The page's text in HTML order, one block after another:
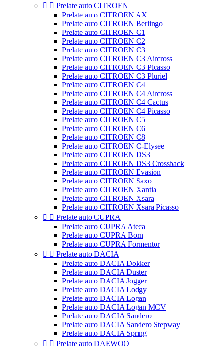
  Prelate auto CITROEN
Prelate auto CITROEN AX
Prelate auto CITROEN Berlingo
Prelate auto CITROEN C1
Prelate auto CITROEN C2
Prelate auto CITROEN C3
Prelate auto CITROEN C3 Aircross
Prelate auto CITROEN C3 Picasso
Prelate auto CITROEN C3 Pluriel
Prelate auto CITROEN C4
Prelate auto CITROEN C4 Aircross
Prelate auto CITROEN C4 Cactus
Prelate auto CITROEN C4 Picasso
Prelate auto CITROEN C5
Prelate auto CITROEN C6
Prelate auto CITROEN C8
Prelate auto CITROEN C-Elysee
Prelate auto CITROEN DS3
Prelate auto CITROEN DS3 Crossback
Prelate auto CITROEN Evasion
Prelate auto CITROEN Saxo
Prelate auto CITROEN Xantia
Prelate auto CITROEN Xsara
Prelate auto CITROEN Xsara Picasso
  Prelate auto CUPRA
Prelate auto CUPRA Ateca
Prelate auto CUPRA Born
Prelate auto CUPRA Formentor
  Prelate auto DACIA
Prelate auto DACIA Dokker
Prelate auto DACIA Duster
Prelate auto DACIA Jogger
Prelate auto DACIA Lodgy
Prelate auto DACIA Logan
Prelate auto DACIA Logan MCV
Prelate auto DACIA Sandero
Prelate auto DACIA Sandero Stepway
Prelate auto DACIA Spring
  Prelate auto DAEWOO